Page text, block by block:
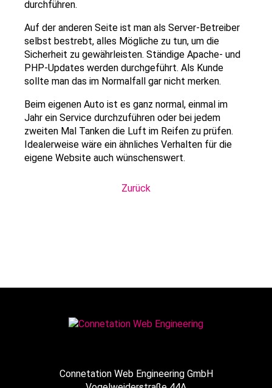
durchführen.
Auf der anderen Seite ist man als Server-Betreiber
selbst bestrebt, alles Mögliche zu tun, um die
Sicherheit zu gewährleisten. Ständige Apache- und
PHP-Updates werden durchgeführt. Als Kunde
sollte man das im Normalfall gar nicht merken.
Beim eigenen Auto ist es ganz normal, einmal im
Jahr ein Service durchzuführen oder bei jedem
zweiten Mal Tanken die Luft im Reifen zu prüfen.
Idealerweise wäre ein ähnliches Verhalten für die
eigene Website auch wünschenswert.
Zurück
Connetation Web Engineering GmbH